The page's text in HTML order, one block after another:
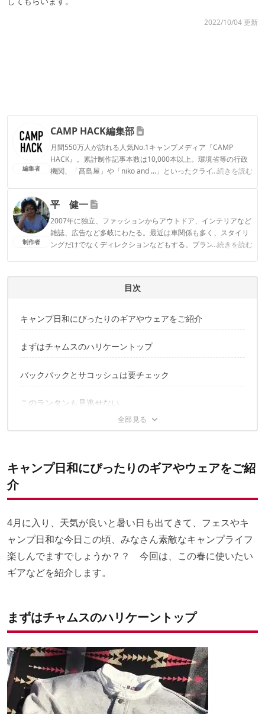
2022/10/04 更新
編集者
CAMP HACK編集部
月間550万人が訪れる人気No.1キャンプメディア『CAMP
HACK』。累計制作記事本数は10,000本以上。環境省等の行政
機関、「髙島屋」や「niko and ...」といったクライアントとの
...続きを読む
CAMP HACK編集部のプロフィール
制作者
平 健一
2007年に独立、ファッションからアウトドア、インテリアなど
雑誌、広告など多岐にわたる。最近は車関係も多く、スタイリ
ングだけでなくディレクションなどもする。ブランド「T SPEC
...続きを読む
目次
キャンプ日和にぴったりのギアやウェアをご紹介
まずはチャムスのハリケーントップ
バックパックとサコッシュは要チェック
このランタンも見逃せない
キャンプ日和にぴったりのギアやウェアをご紹
介
4月に入り、天気が良いと暑い日も出てきて、フェスやキ
ャンプ日和な今日この頃、みなさん素敵なキャンプライフ
楽しんでますでしょうか？？ 今回は、この春に使いたい
ギアなどを紹介します。
まずはチャムスのハリケーントップ